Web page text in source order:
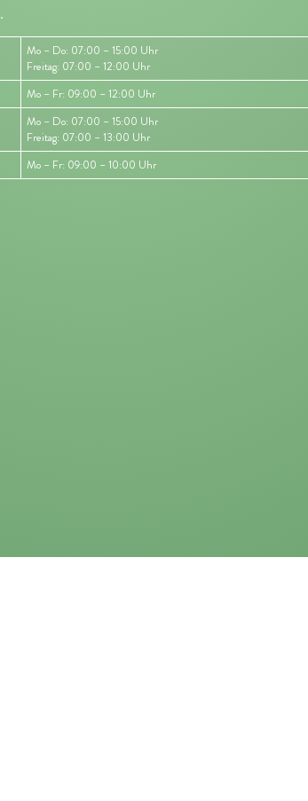
Mo – Do: 07:00 – 15:00 Uhr
Freitag: 07:00 – 12:00 Uhr
Mo – Fr: 09:00 – 12:00 Uhr
Mo – Do: 07:00 – 15:00 Uhr
Freitag: 07:00 – 13:00 Uhr
Mo – Fr: 09:00 – 10:00 Uhr